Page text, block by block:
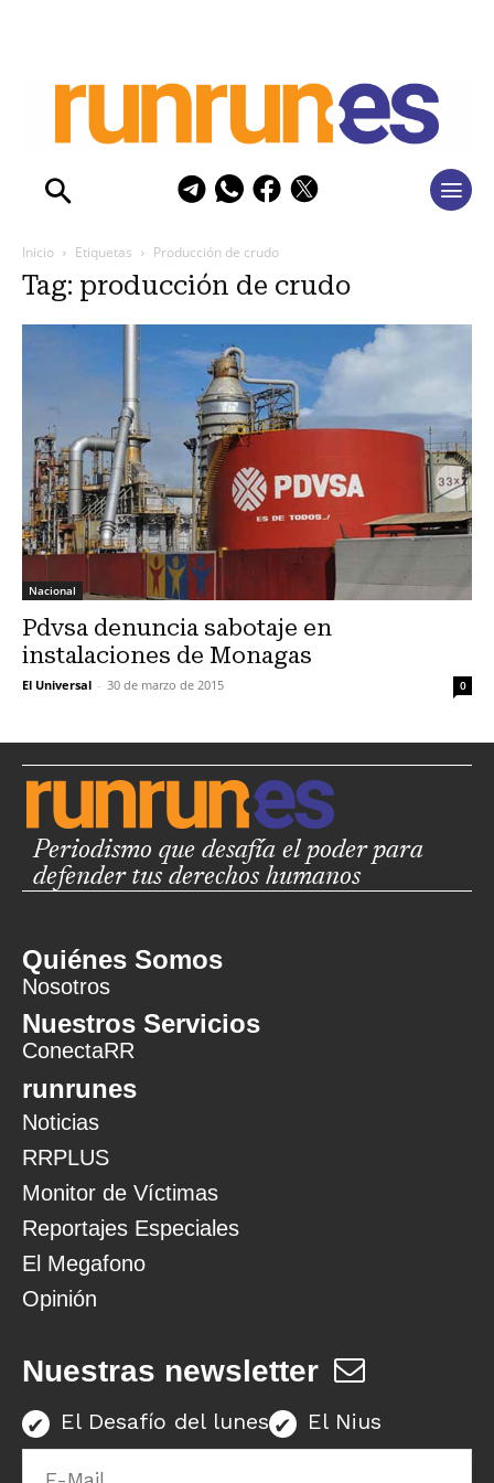
Inicio Etiquetas Producción de crudo
Tag: producción de crudo
Nacional
Pdvsa denuncia sabotaje en
instalaciones de Monagas
El Universal - 30 de marzo de 2015 0
Periodismo que desafía el poder para
defender tus derechos humanos
Quiénes Somos
Nosotros
Nuestros Servicios
ConectaRR
runrunes
Noticias
RRPLUS
Monitor de Víctimas
Reportajes Especiales
El Megafono
Opinión
Nuestras newsletter
El Desafío del lunes El Nius